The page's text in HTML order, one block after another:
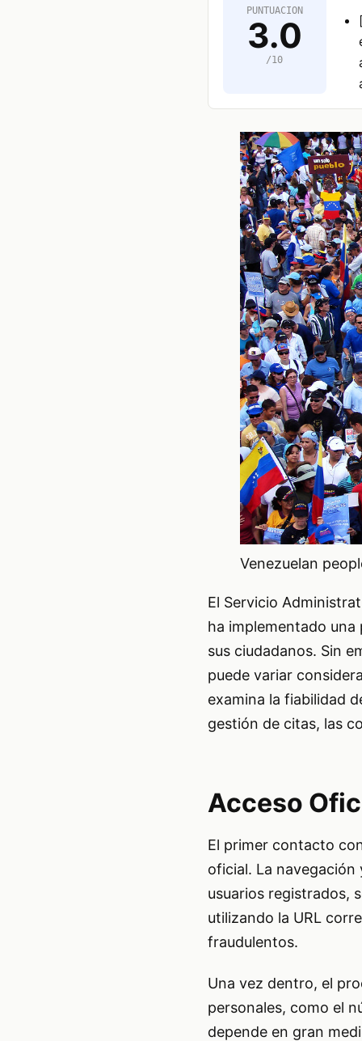
PUNTUACION
3.0
/10
Venezuelan
El Servicio
ha implementado
sus ciudadanos. Sin
puede variar
examina la fiabilidad
gestión de citas, las
Acceso
El primer contacto
oficial. La navegación
usuarios registrados,
utilizando la URL
fraudulentos.
Una vez dentro, el
personales, como el
depende en gran